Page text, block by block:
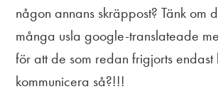
någon annans skräppost? Tänk om
många usla google-translateade
för att de som redan frigjorts endast
kommunicera så?!!!